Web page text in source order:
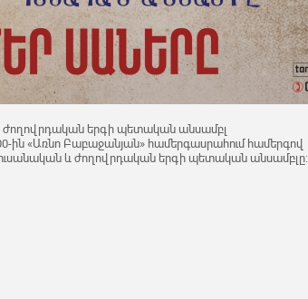
երգի պետական անսամբլ
ին «Առնո Բաբաջանյան» համերգասրահում համերգով
և ժողովրդական երգի պետական անսամբլը: